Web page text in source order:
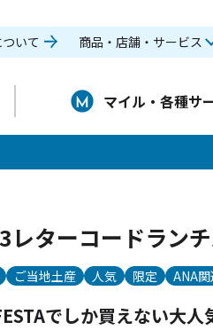
いて 商品・店舗・サービス
マイル・各種サ
レターコードラン
ご当地土産 人気 限定 ANA
でしか買えない大人